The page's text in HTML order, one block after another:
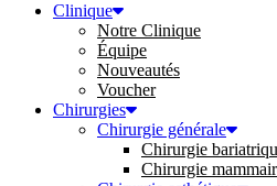
Clinique
Notre Clinique
Équipe
Nouveautés
Voucher
Chirurgies
Chirurgie générale
Chirurgie
Chirurgie